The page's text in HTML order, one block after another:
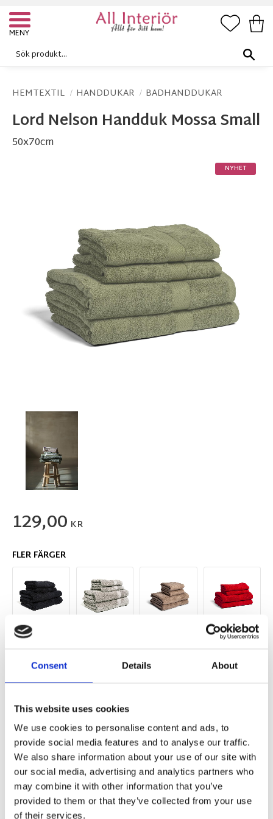
Consent Details About
This website uses cookies
We use cookies to personalise content and ads, to
provide social media features and to analyse our traffic.
We also share information about your use of our site with
our social media, advertising and analytics partners who
may combine it with other information that you’ve
provided to them or that they’ve collected from your use
of their services.
Meny
HEMTEXTIL HANDDUKAR BADHANDDUKAR
Lord Nelson Handduk Mossa Small
50x70cm
NYHET
129,00 KR
FLER FÄRGER
Antal
st KÖP Lägg